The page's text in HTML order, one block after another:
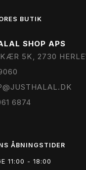
BUTIK
SHOP APS
5K, 2730
6874
ÅBNINGSTIDER
11:00 - 18:00